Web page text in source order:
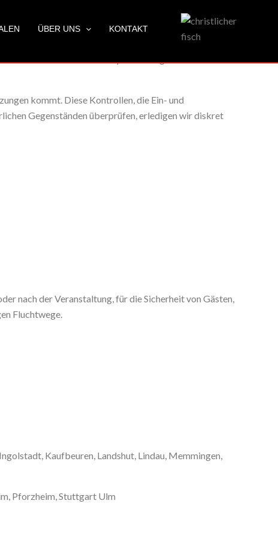
ÜBER UNS KONTAKT
kommt. Diese Kontrollen, die Ein- und
Gegenständen überprüfen, erledigen wir diskret
nach der Veranstaltung, für die Sicherheit von Gästen,
Fluchtwege.
Kaufbeuren, Landshut, Lindau, Memmingen,
Pforzheim, Stuttgart Ulm